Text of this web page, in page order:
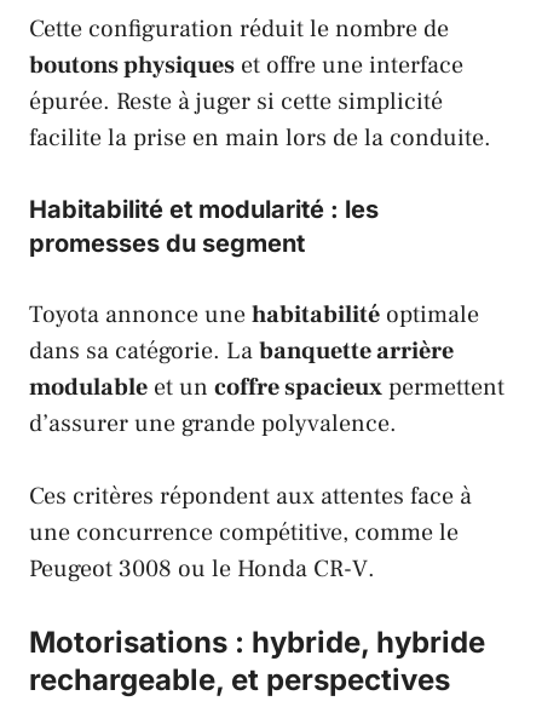
Cette configuration réduit le nombre de
boutons physiques et offre une interface
épurée. Reste à juger si cette simplicité
facilite la prise en main lors de la conduite.
Habitabilité et modularité : les
promesses du segment
Toyota annonce unehabitabilité optimale
dans sa catégorie. Labanquette arrière
modulable et un coffre spacieuxpermettent
d’assurer une grande polyvalence.
Ces critères répondent aux attentes face à
une concurrence compétitive, comme le
Peugeot 3008 ou le Honda CR-V.
Motorisations : hybride, hybride
rechargeable, et perspectives